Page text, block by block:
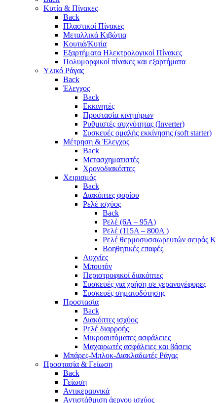
Κυτία & Πίνακες
Back
Πλαστικοί Πίνακες
Μεταλλικά Κιβώτια
Κουτιά/Κυτία
Εξαρτήματα Ηλεκτρολογικοί Πίνακες
Πολυμορφικοί πίνακες και εξαρτήματα
Υλικό Ράγας
Back
Έλεγχος
Back
Εκκινητές
Προστασία κινητήρων
Ρυθμιστές συχνότητας (Inverter)
Συσκευές ομαλής εκκίνησης (soft starter)
Μέτρηση & Έλεγχος
Back
Μετασχηματιστές
Χρονοδιακόπτες
Χειρισμός
Back
Διακόπτες φορίου
Ρελέ ισχύος
Back
Ρελέ (6A – 95A)
Ρελέ (115A – 800A )
Ρελέ θερμοσυσσωρευτών σειράς Κ
Βοηθητικές επαφές
Λυχνίες
Μπουτόν
Περιστροφικοί διακόπτες
Συσκευές για χρήση σε γερανογέφυρες
Συσκευές σηματοδότησης
Προστασία
Back
Διακόπτες ισχύος
Ρελέ διαρροής
Μικροαυτόματες ασφάλειες
Μαχαιρωτές ασφάλειες και βάσεις
Μπάρες-Μπλοκ-Διακλαδωτές Ράγας
Προστασία & Γείωση
Back
Γείωση
Αντικεραυνικά
Αντιστάθμιση άεργου ισχύος